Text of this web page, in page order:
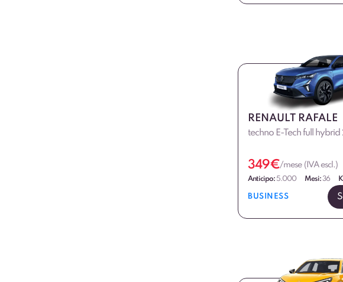
RENAULT RAFALE
techno E-Tech full
349€/mese (IVA escl.)
Anticipo: 5.000 Mesi:36
BUSINESS